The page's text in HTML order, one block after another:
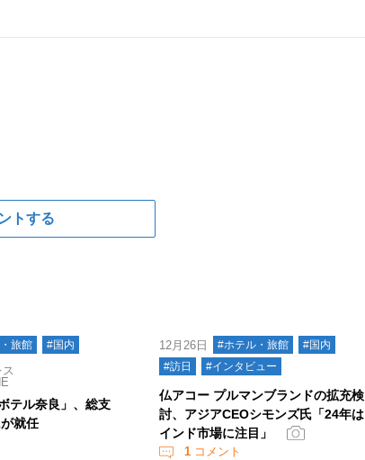
トする
旅館 #国内
テル奈良」、総支
就任
12月26日 #ホテル・旅館
#国内
#訪日
#インタビュー
仏アコー プルマンブランドの拡充検
討、アジアCEOシモンズ氏「24年は
インド市場に注目」
1 コメント